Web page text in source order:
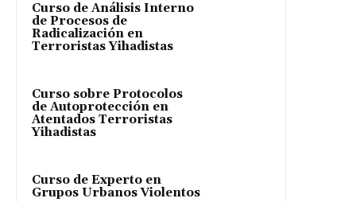
Curso de Análisis Interno
de Procesos de
Radicalización en
Terroristas Yihadistas
Curso sobre Protocolos
de Autoprotección en
Atentados Terroristas
Yihadistas
Curso de Experto en
Grupos Urbanos Violentos